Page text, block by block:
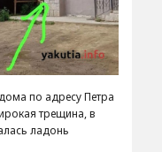
по адресу Петра
трещина, в
ладонь